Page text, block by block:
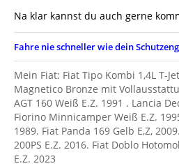
Na klar kannst du auch gerne
Fahre nie schneller wie dein
Mein Fiat: Fiat Tipo Kombi 1,4L T-
Magnetico Bronze mit
AGT 160 Weiß E.Z. 1991 . Lancia
Fiorino Minnicamper Weiß E.Z.
1989. Fiat Panda 169 Gelb E,Z,
200PS E.Z. 2016. Fiat Doblo
E.Z. 2023